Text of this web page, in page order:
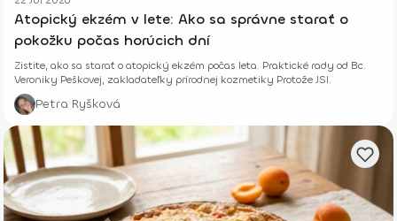
Atopický ekzém v lete: Ako sa správne starať o
pokožku počas horúcich dní
Zistite, ako sa starať o atopický ekzém počas leta. Praktické rady od Bc.
Veroniky Peškovej, zakladateľky prírodnej kozmetiky Protože JSI.
Petra Ryšková